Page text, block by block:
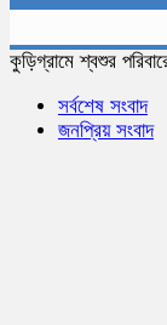
কুড়িগ্রামে শ্বশুর
সর্বশেষ সংবাদ
জনপ্রিয় সংবাদ